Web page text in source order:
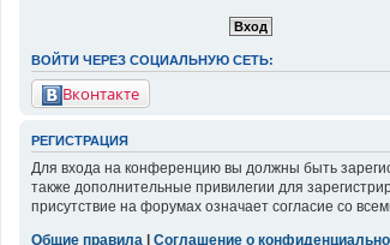
ВОЙТИ ЧЕРЕЗ СОЦИАЛЬНУЮ СЕТЬ:
Вконтакте
РЕГИСТРАЦИЯ
Для входа на конференцию вы должны быть
также дополнительные привилегии для
присутствие на форумах означает согласие со
Общие правила
Соглашение о